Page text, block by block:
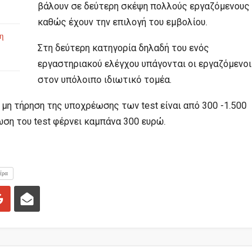
βάλουν σε δεύτερη σκέψη πολλούς εργαζόμενους
καθώς έχουν την επιλογή του εμβολίου.
Στη δεύτερη κατηγορία δηλαδή του ενός
εργαστηριακού ελέγχου υπάγονται οι εργαζόμενοι
στον υπόλοιπο ιδιωτικό τομέα.
μη τήρηση της υποχρέωσης των test είναι από 300 -1.500
του test φέρνει καμπάνα 300 ευρώ.